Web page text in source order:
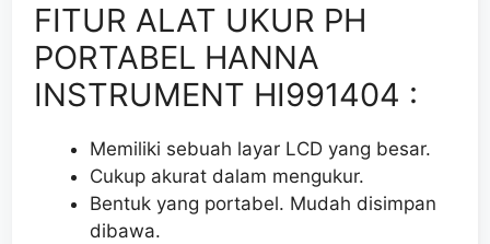
FITUR ALAT UKUR PH
PORTABEL HANNA
INSTRUMENT HI991404 :
Memiliki sebuah layar LCD yang besar.
Cukup akurat dalam mengukur.
Bentuk yang portabel. Mudah disimpan
dibawa.